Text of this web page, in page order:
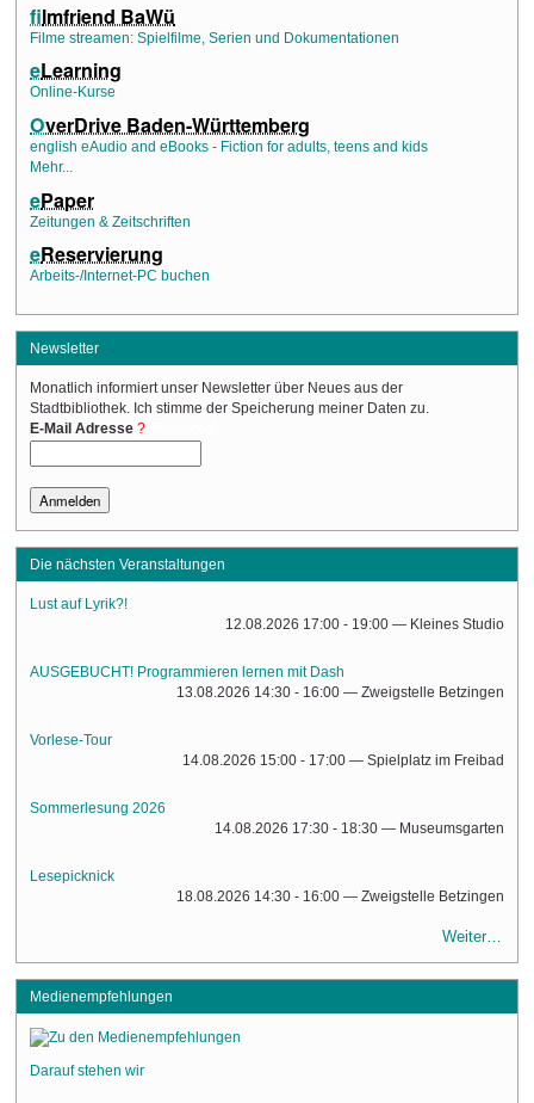
filmfriend BaWü
Filme streamen: Spielfilme, Serien und Dokumentationen
eLearning
Online-Kurse
OverDrive Baden-Württemberg
english eAudio and eBooks - Fiction for adults, teens and kids
Mehr...
ePaper
Zeitungen & Zeitschriften
eReservierung
Arbeits-/Internet-PC buchen
Newsletter
Monatlich informiert unser Newsletter über Neues aus der
Stadtbibliothek. Ich stimme der Speicherung meiner Daten zu.
E-Mail Adresse
Die nächsten Veranstaltungen
Lust auf Lyrik?!
12.08.2026 17:00 - 19:00 — Kleines Studio
AUSGEBUCHT! Programmieren lernen mit Dash
13.08.2026 14:30 - 16:00 — Zweigstelle Betzingen
Vorlese-Tour
14.08.2026 15:00 - 17:00 — Spielplatz im Freibad
Sommerlesung 2026
14.08.2026 17:30 - 18:30 — Museumsgarten
Lesepicknick
18.08.2026 14:30 - 16:00 — Zweigstelle Betzingen
Weiter…
Medienempfehlungen
Darauf stehen wir